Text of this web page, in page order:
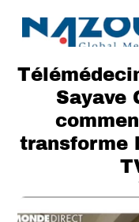
Sayave
transforme